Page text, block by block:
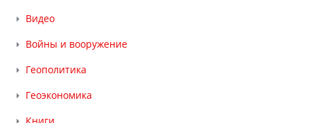
Видео
Войны и вооружение
Геополитика
Геоэкономика